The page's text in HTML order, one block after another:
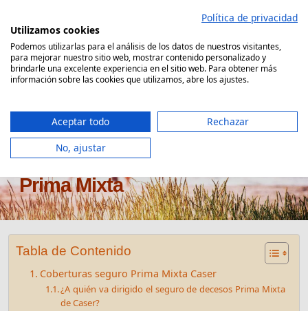
contenido
Comparador Seguro Decesos
Seguro de decesos Caser
Prima Mixta
Tabla de Contenido
Coberturas seguro Prima Mixta Caser
¿A quién va dirigido el seguro de decesos Prima Mixta
de Caser?
Política de privacidad
Utilizamos cookies
Podemos utilizarlas para el análisis de los datos de nuestros visitantes,
para mejorar nuestro sitio web, mostrar contenido personalizado y
brindarle una excelente experiencia en el sitio web. Para obtener más
información sobre las cookies que utilizamos, abre los ajustes.
Aceptar todo
Rechazar
No, ajustar